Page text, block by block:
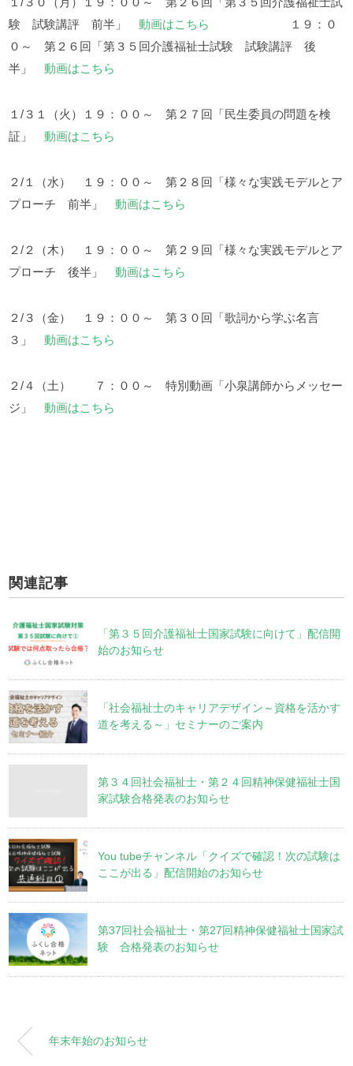
験 試験講評 前半」動画はこちら
１９：０
０～ 第２６回「第３５回介護福祉士試験 試験講評 後
半」動画はこちら
１/３１（火）１９：００～ 第２７回「民生委員の問題を検
証」動画はこちら
２/１（水） １９：００～ 第２８回「様々な実践モデルとア
プローチ 前半」動画はこちら
２/２（木） １９：００～ 第２９回「様々な実践モデルとア
プローチ 後半」動画はこちら
２/３（金） １９：００～ 第３０回「歌詞から学ぶ名言
３」動画はこちら
２/４（土） ７：００～ 特別動画「小泉講師からメッセー
ジ」動画はこちら
関連記事
「第３５回介護福祉士国家試験に向けて」配信開
始のお知らせ
「社会福祉士のキャリアデザイン～資格を活かす
道を考える～」セミナーのご案内
第３４回社会福祉士・第２４回精神保健福祉士国
家試験合格発表のお知らせ
You tubeチャンネル「クイズで確認！次の試験は
ここが出る」配信開始のお知らせ
第37回社会福祉士・第27回精神保健福祉士国家試
験 合格発表のお知らせ
年末年始のお知らせ